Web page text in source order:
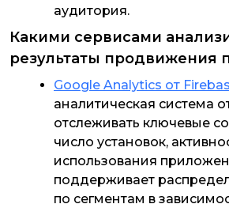
аудитория.
Какими сервисами
результаты продвижения
Google Analytics от
аналитическая система
отслеживать ключевые
число установок,
использования
поддерживает
по сегментам в